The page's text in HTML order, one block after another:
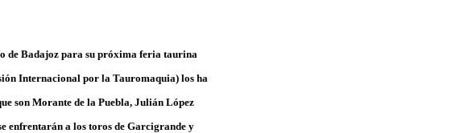
de Badajoz para su próxima feria taurina
Internacional por la Tauromaquia) los ha
son Morante de la Puebla, Julián López
enfrentarán a los toros de Garcigrande y